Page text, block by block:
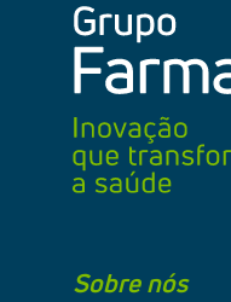
Sobre nós